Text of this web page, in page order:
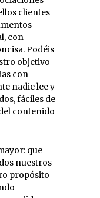
clientes
con
Podéis
objetivo
con
nadie lee y
fáciles de
contenido
que
nuestros
propósito